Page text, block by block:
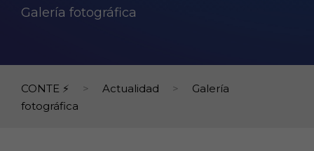
Galería fotográfica
CONTE ⚡ > Actualidad >
Galería
fotográfica